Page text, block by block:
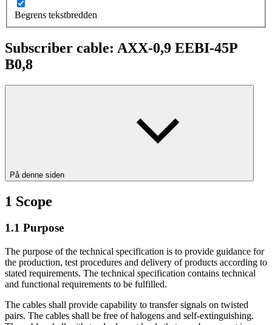
Begrens tekstbredden
Subscriber cable: AXX-0,9 EEBI-45P
B0,8
På denne siden
1 Scope
1.1 Purpose
The purpose of the technical specification is to provide guidance for
the production, test procedures and delivery of products according to
stated requirements. The technical specification contains technical
and functional requirements to be fulfilled.
The cables shall provide capability to transfer signals on twisted
pairs. The cables shall be free of halogens and self-extinguishing.